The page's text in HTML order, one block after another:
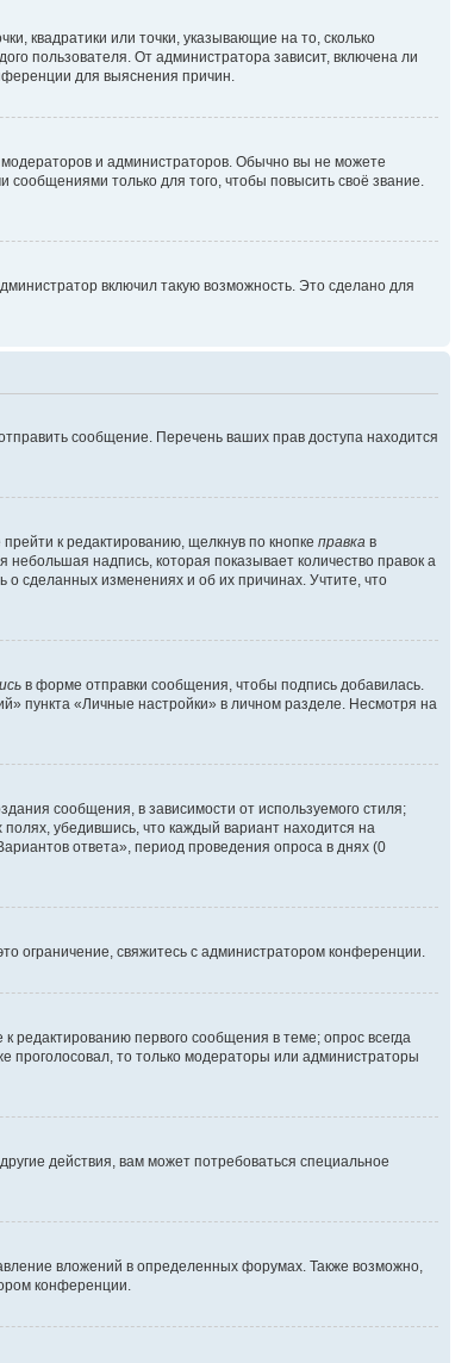
квадратики или точки, указывающие на то, сколько
пользователя. От администратора зависит, включена ли
для выяснения причин.
и администраторов. Обычно вы не можете
только для того, чтобы повысить своё звание.
включил такую возможность. Это сделано для
сообщение. Перечень ваших прав доступа находится
к редактированию, щелкнув по кнопке правка в
надпись, которая показывает количество правок а
сделанных изменениях и об их причинах. Учтите, что
в форме отправки сообщения, чтобы подпись добавилась.
пункта «Личные настройки» в личном разделе. Несмотря на
сообщения, в зависимости от используемого стиля;
убедившись, что каждый вариант находится на
ответа», период проведения опроса в днях (0
ограничение, свяжитесь с администратором конференции.
редактированию первого сообщения в теме; опрос всегда
проголосовал, то только модераторы или администраторы
действия, вам может потребоваться специальное
вложений в определенных форумах. Также возможно,
конференции.